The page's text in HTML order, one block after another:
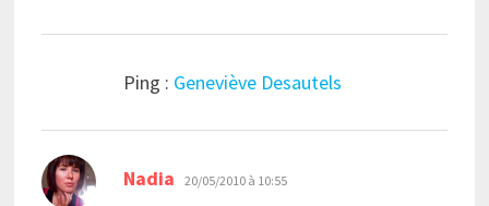
Ping : Geneviève Desautels
Nadia dit :
20/05/2010 à 10:55